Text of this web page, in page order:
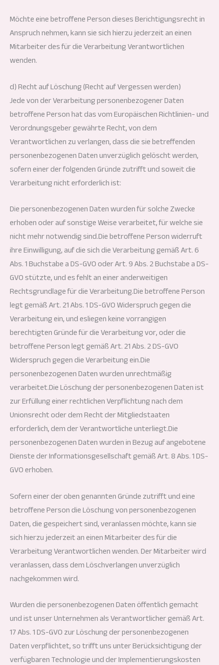
Möchte eine betroffene Person dieses Berichtigungsrecht in
Anspruch nehmen, kann sie sich hierzu jederzeit an einen
Mitarbeiter des für die Verarbeitung Verantwortlichen
wenden.
d) Recht auf Löschung (Recht auf Vergessen werden)
Jede von der Verarbeitung personenbezogener Daten
betroffene Person hat das vom Europäischen Richtlinien- und
Verordnungsgeber gewährte Recht, von dem
Verantwortlichen zu verlangen, dass die sie betreffenden
personenbezogenen Daten unverzüglich gelöscht werden,
sofern einer der folgenden Gründe zutrifft und soweit die
Verarbeitung nicht erforderlich ist:
Die personenbezogenen Daten wurden für solche Zwecke
erhoben oder auf sonstige Weise verarbeitet, für welche sie
nicht mehr notwendig sind.Die betroffene Person widerruft
ihre Einwilligung, auf die sich die Verarbeitung gemäß Art. 6
Abs. 1 Buchstabe a DS-GVO oder Art. 9 Abs. 2 Buchstabe a DS-
GVO stützte, und es fehlt an einer anderweitigen
Rechtsgrundlage für die Verarbeitung.Die betroffene Person
legt gemäß Art. 21 Abs. 1 DS-GVO Widerspruch gegen die
Verarbeitung ein, und esliegen keine vorrangigen
berechtigten Gründe für die Verarbeitung vor, oder die
betroffene Person legt gemäß Art. 21 Abs. 2 DS-GVO
Widerspruch gegen die Verarbeitung ein.Die
personenbezogenen Daten wurden unrechtmäßig
verarbeitet.Die Löschung der personenbezogenen Daten ist
zur Erfüllung einer rechtlichen Verpflichtung nach dem
Unionsrecht oder dem Recht der Mitgliedstaaten
erforderlich, dem der Verantwortliche unterliegt.Die
personenbezogenen Daten wurden in Bezug auf angebotene
Dienste der Informationsgesellschaft gemäß Art. 8 Abs. 1 DS-
GVO erhoben.
Sofern einer der oben genannten Gründe zutrifft und eine
betroffene Person die Löschung von personenbezogenen
Daten, die gespeichert sind, veranlassen möchte, kann sie
sich hierzu jederzeit an einen Mitarbeiter des für die
Verarbeitung Verantwortlichen wenden. Der Mitarbeiter wird
veranlassen, dass dem Löschverlangen unverzüglich
nachgekommen wird.
Wurden die personenbezogenen Daten öffentlich gemacht
und ist unser Unternehmen als Verantwortlicher gemäß Art.
17 Abs. 1 DS-GVO zur Löschung der personenbezogenen
Daten verpflichtet, so trifft uns unter Berücksichtigung der
verfügbaren Technologie und der Implementierungskosten